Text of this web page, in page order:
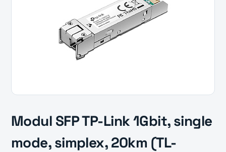
Modul SFP TP-Link 1Gbit, single
mode, simplex, 20km (TL-